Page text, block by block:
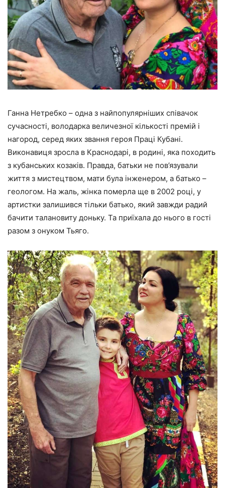
Ганна Нетребко – одна з найпопулярніших співачок
сучасності, володарка величезної кількості премій і
нагород, серед яких звання героя Праці Кубані.
Виконавиця зросла в Краснодарі, в родині, яка походить
з кубанських козаків. Правда, батьки не пов’язували
життя з мистецтвом, мати була інженером, а батько –
геологом. На жаль, жінка померла ще в 2002 році, у
артистки залишився тільки батько, який завжди радий
бачити талановиту доньку. Та приїхала до нього в гості
разом з онуком Тьяго.